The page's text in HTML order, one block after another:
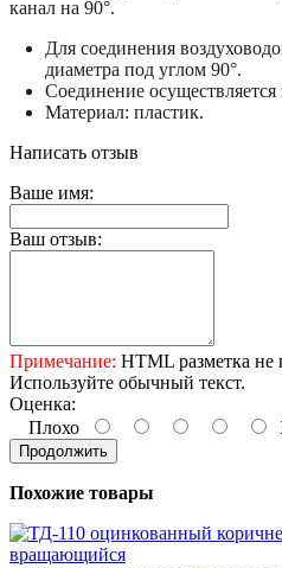
канал на 90°.
Для соединения
диаметра под углом 90°.
Соединение
Материал: пластик.
Написать отзыв
Ваше имя:
Ваш отзыв:
Примечание: HTML разметка не
Используйте обычный текст.
Оценка:
Плохо
Продолжить
Похожие товары